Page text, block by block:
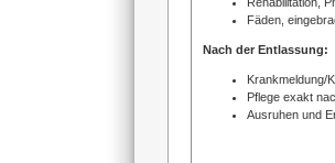
Fäden,
Nach der Entlassung:
Krankmeldung/
Pflege exakt
Ausruhen und